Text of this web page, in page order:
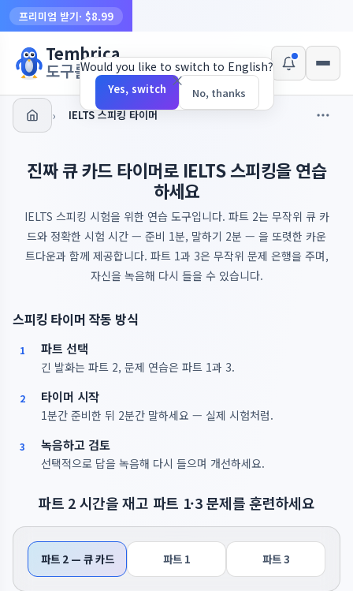
프리미엄 받기· $8.99
Tembrica
도구를 만듭니다
› IELTS 스피킹 타이머
진짜 큐 카드 타이머로 IELTS 스피킹을 연습
하세요
IELTS 스피킹 시험을 위한 연습 도구입니다. 파트 2는 무작위 큐 카
드와 정확한 시험 시간 — 준비 1분, 말하기 2분 — 을 또렷한 카운
트다운과 함께 제공합니다. 파트 1과 3은 무작위 문제 은행을 주며,
자신을 녹음해 다시 들을 수 있습니다.
스피킹 타이머 작동 방식
1 파트 선택
긴 발화는 파트 2, 문제 연습은 파트 1과 3.
2 타이머 시작
1분간 준비한 뒤 2분간 말하세요 — 실제 시험처럼.
3 녹음하고 검토
선택적으로 답을 녹음해 다시 들으며 개선하세요.
파트 2 시간을 재고 파트 1·3 문제를 훈련하세요
파트 2 — 큐 카드 파트 1 파트 3
×
Would you like to switch to English?
Yes, switch No, thanks